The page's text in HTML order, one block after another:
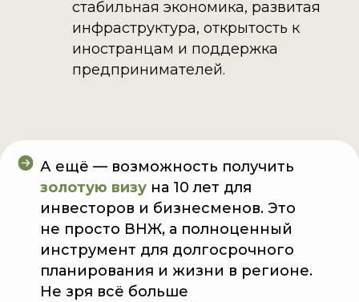
стабильная экономика, развитая
инфраструктура, открытость к
иностранцам и поддержка
предпринимателей.
А ещё — возможность получить
золотую визу на 10 лет для
инвесторов и бизнесменов. Это
не просто ВНЖ, а полноценный
инструмент для долгосрочного
планирования и жизни в регионе.
Не зря всё больше